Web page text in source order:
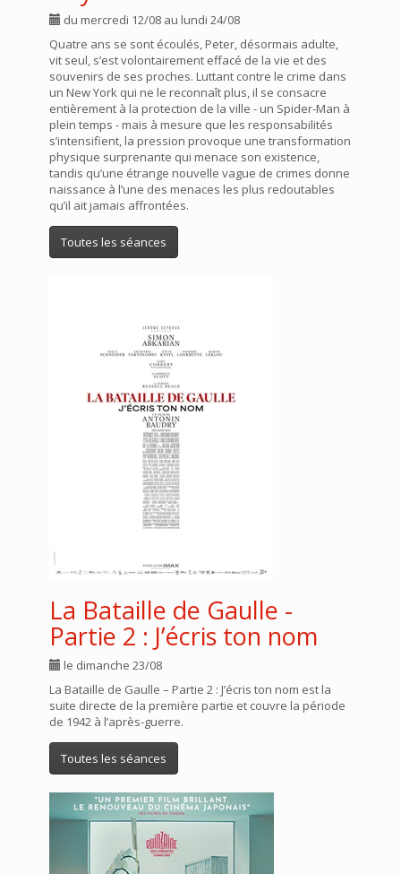
du mercredi 12/08 au lundi 24/08
Quatre ans se sont écoulés, Peter, désormais adulte,
vit seul, s’est volontairement effacé de la vie et des
souvenirs de ses proches. Luttant contre le crime dans
un New York qui ne le reconnaît plus, il se consacre
entièrement à la protection de la ville - un Spider-Man à
plein temps - mais à mesure que les responsabilités
s’intensifient, la pression provoque une transformation
physique surprenante qui menace son existence,
tandis qu’une étrange nouvelle vague de crimes donne
naissance à l’une des menaces les plus redoutables
qu’il ait jamais affrontées.
Toutes les séances
La Bataille de Gaulle -
Partie 2 : J’écris ton nom
le dimanche 23/08
La Bataille de Gaulle – Partie 2 : J’écris ton nom est la
suite directe de la première partie et couvre la période
de 1942 à l’après-guerre.
Toutes les séances